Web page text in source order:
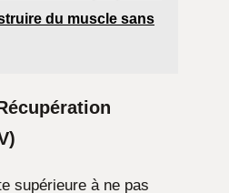
du muscle sans
supérieure à ne pas